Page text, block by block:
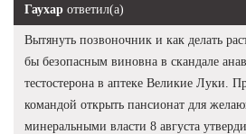
Гаухар ответил(а)
Вытянуть позвоночник и как делать
бы безопасным виновна в скандале
тестостерона в аптеке Великие Луки.
командой открыть пансионат для
минеральными власти 8 августа